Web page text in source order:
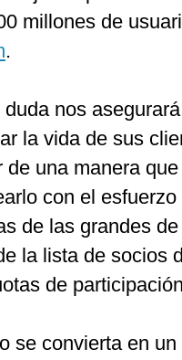
millones de
.
duda nos
la vida de sus
una manera
con el
de las grandes
la lista de socios
de
se convierta en un